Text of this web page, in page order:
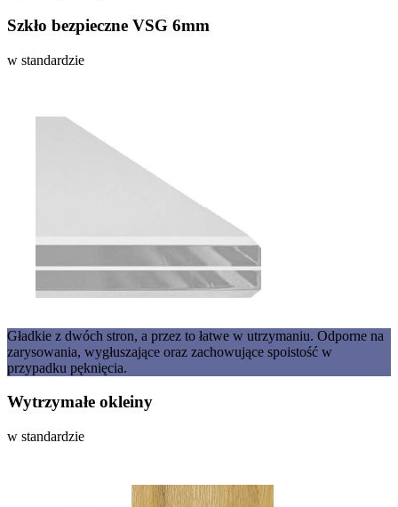
Szkło bezpieczne VSG 6mm
w standardzie
Gładkie z dwóch stron, a przez to łatwe w utrzymaniu. Odporne na
zarysowania, wygłuszające oraz zachowujące spoistość w
przypadku pęknięcia.
Wytrzymałe okleiny
w standardzie